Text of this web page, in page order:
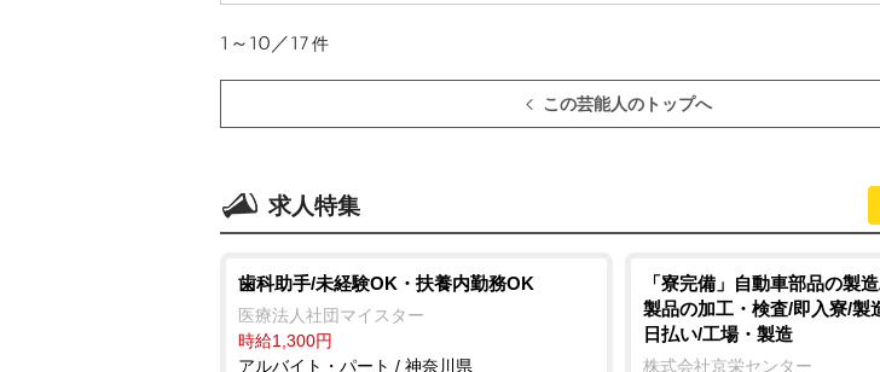
1～10／17件
この芸能人のトップへ
求人特集
歯科助手/未経験OK・扶養内勤務OK
医療法人社団マイスター
時給1,300円
アルバイト・パート / 神奈川県
「寮完備」自動車部品の製
製品の加工・検査/即入寮/製
日払い/工場・製造
株式会社京栄センター